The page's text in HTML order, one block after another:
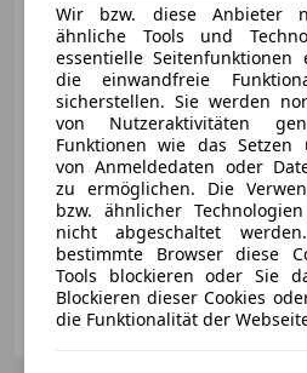
€
05/2019 110 050 km Diesel
OutletCars.at - Leoben
AT-8792 St. Peter - Freienstein
Wir bzw. diese Anbieter
ähnliche Tools und
essentielle
die einwandfreie
sicherstellen. Sie werden
von Nutzeraktivitäten
Funktionen wie das Setzen
von Anmeldedaten oder
zu ermöglichen. Die
bzw. ähnlicher
nicht abgeschaltet
bestimmte Browser diese
Tools blockieren oder Sie
Blockieren dieser Cookies
die Funktionalität der